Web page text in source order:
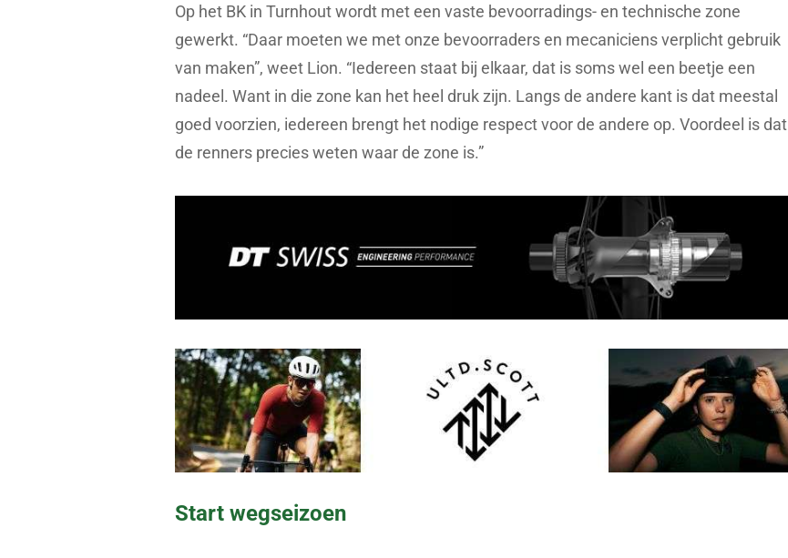
Op het BK in Turnhout wordt met een vaste bevoorradings- en technische zone
gewerkt. “Daar moeten we met onze bevoorraders en mecaniciens verplicht gebruik
van maken”, weet Lion. “Iedereen staat bij elkaar, dat is soms wel een beetje een
nadeel. Want in die zone kan het heel druk zijn. Langs de andere kant is dat meestal
goed voorzien, iedereen brengt het nodige respect voor de andere op. Voordeel is dat
de renners precies weten waar de zone is.”
Start wegseizoen